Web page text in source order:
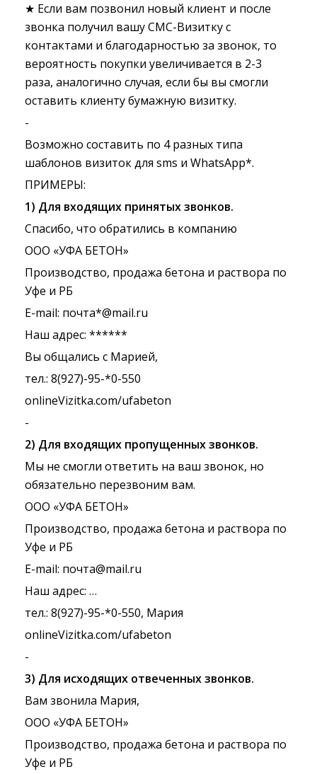
★ Если вам позвонил новый клиент и после
звонка получил вашу СМС-Визитку с
контактами и благодарностью за звонок, то
вероятность покупки увеличивается в 2-3
раза, аналогично случая, если бы вы смогли
оставить клиенту бумажную визитку.
-
Возможно составить по 4 разных типа
шаблонов визиток для sms и WhatsApp*.
ПРИМЕРЫ:
1) Для входящих принятых звонков.
Спасибо, что обратились в компанию
ООО «УФА БЕТОН»
Производство, продажа бетона и раствора по
Уфе и РБ
E-mail: почта*@mail.ru
Наш адрес: ******
Вы общались с Марией,
тел.: 8(927)-95-*0-550
onlineVizitka.com/ufabeton
-
2) Для входящих пропущенных звонков.
Мы не смогли ответить на ваш звонок, но
обязательно перезвоним вам.
ООО «УФА БЕТОН»
Производство, продажа бетона и раствора по
Уфе и РБ
E-mail: почта@mail.ru
Наш адрес: …
тел.: 8(927)-95-*0-550, Мария
onlineVizitka.com/ufabeton
-
3) Для исходящих отвеченных звонков.
Вам звонила Мария,
ООО «УФА БЕТОН»
Производство, продажа бетона и раствора по
Уфе и РБ